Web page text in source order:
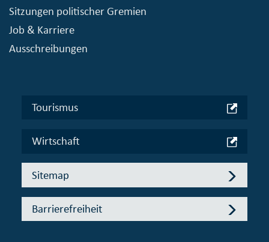
Sitzungen politischer Gremien
Job & Karriere
Ausschreibungen
Tourismus
Wirtschaft
Sitemap
Barrierefreiheit